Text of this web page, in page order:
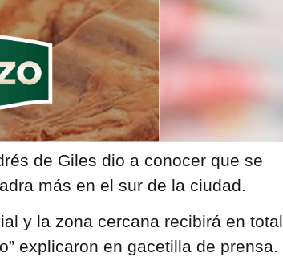
de Giles dio a conocer que se
más en el sur de la ciudad.
y la zona cercana recibirá en total
explicaron en gacetilla de prensa.